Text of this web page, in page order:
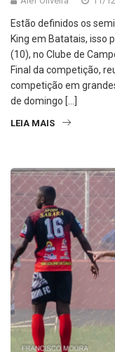
Alef Oliveira 11/
Estão definidos os
King em Batatais, isso
(10), no Clube de
Final da competição,
competição em
de domingo […]
LEIA MAIS